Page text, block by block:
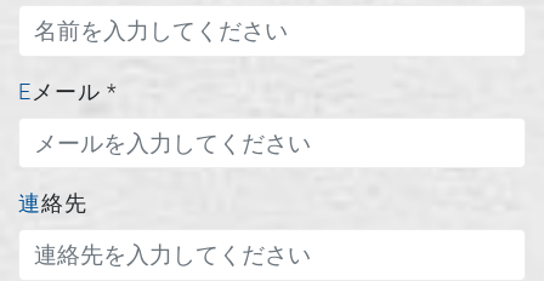
Eメール *
連絡先